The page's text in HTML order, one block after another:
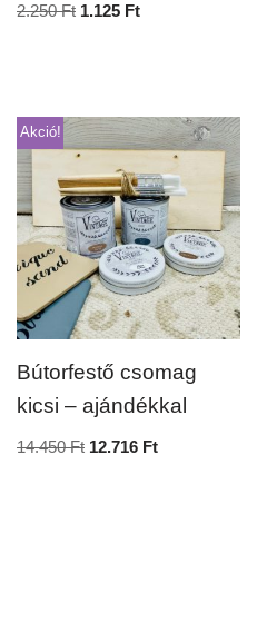
2.250Ft 1.125 Ft
Akció!
Bútorfestő csomag
kicsi – ajándékkal
14.450Ft 12.716 Ft